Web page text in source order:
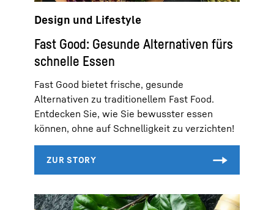
Design und Lifestyle
Fast Good: Gesunde Alternativen fürs
schnelle Essen
Fast Good bietet frische, gesunde
Alternativen zu traditionellem Fast Food.
Entdecken Sie, wie Sie bewusster essen
können, ohne auf Schnelligkeit zu verzichten!